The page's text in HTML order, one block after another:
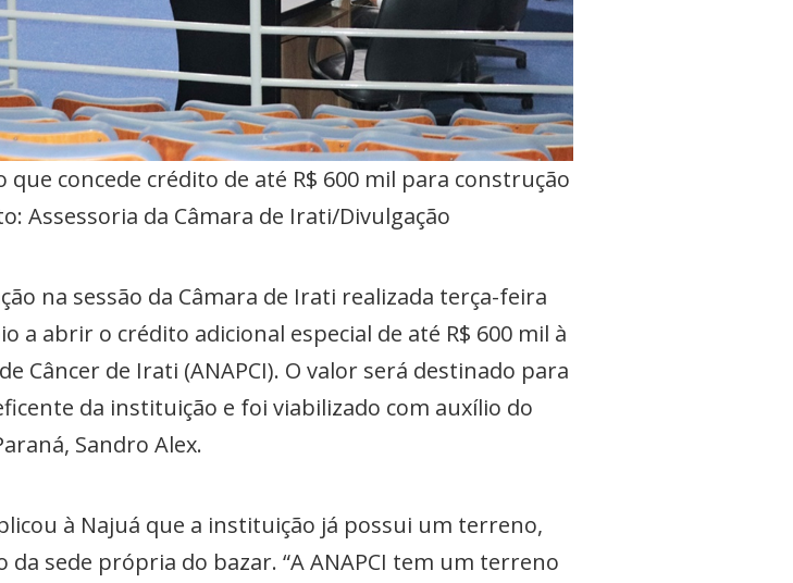
concede crédito de até R$ 600 mil para construção
Assessoria da Câmara de Irati/Divulgação
na sessão da Câmara de Irati realizada terça-feira
a abrir o crédito adicional especial de até R$ 600 mil à
Câncer de Irati (ANAPCI). O valor será destinado para
da instituição e foi viabilizado com auxílio do
Sandro Alex.
à Najuá que a instituição já possui um terreno,
sede própria do bazar. “A ANAPCI tem um terreno